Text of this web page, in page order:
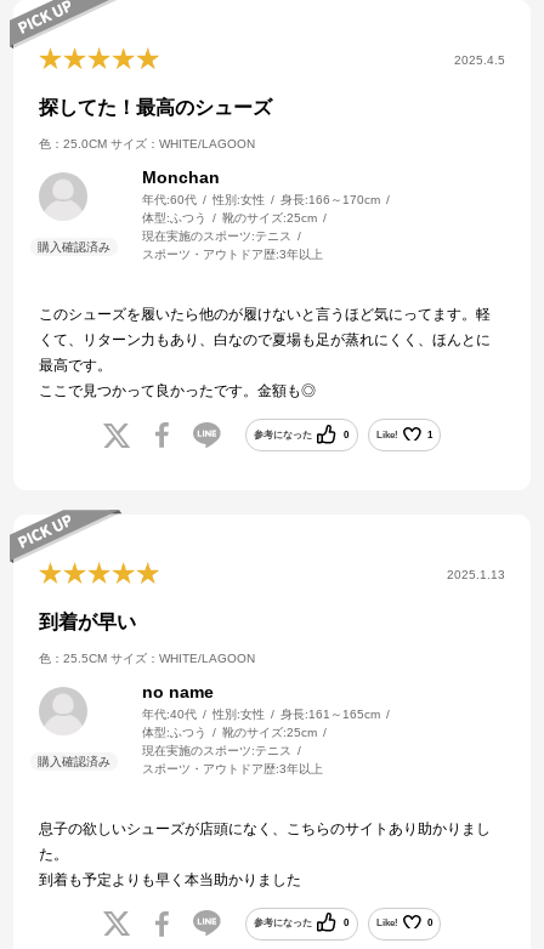
2025.4.5
探してた！最高のシューズ
色：25.0CM サイズ：WHITE/LAGOON
Monchan
年代:60代 性別:女性 身長:166～170cm
体型:ふつう 靴のサイズ:25cm
現在実施のスポーツ:テニス
スポーツ・アウトドア歴:3年以上
このシューズを履いたら他のが履けないと言うほど気にってます。軽
くて、リターン力もあり、白なので夏場も足が蒸れにくく、ほんとに
最高です。
ここで見つかって良かったです。金額も◎
参考になった 0 Like! 1
2025.1.13
到着が早い
色：25.5CM サイズ：WHITE/LAGOON
no name
年代:40代 性別:女性 身長:161～165cm
体型: ふつう 靴のサイズ:25cm
現在実施のスポーツ:テニス
スポーツ・アウトドア歴:3年以上
息子の欲しいシューズが店頭になく、こちらのサイトあり助かりまし
た。
到着も予定よりも早く本当助かりました
参考になった 0 Like! 0